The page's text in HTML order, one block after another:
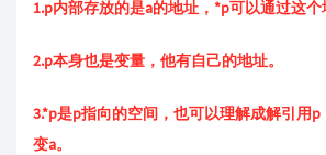
1.p内部存放的是a的地址，*p可以通过这个
2.p本身也是变量，他有自己的地址。
3.*p是p指向的空间，也可以理解成解引用
变a。